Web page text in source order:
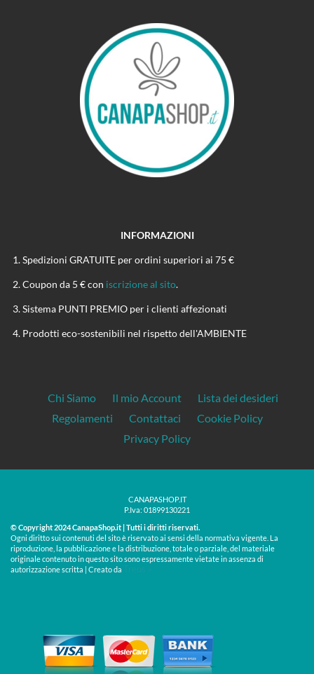
INFORMAZIONI
Spedizioni GRATUITE per ordini superiori ai 75 €
Coupon da 5 € con iscrizione al sito.
Sistema PUNTI PREMIO per i clienti affezionati
Prodotti eco-sostenibili nel rispetto dell'AMBIENTE
Chi Siamo Il mio Account
Lista dei desideri
Regolamenti
Contattaci
Cookie Policy
Privacy Policy
CANAPASHOP.IT
P.Iva: 01899130221
© Copyright 2024 CanapaShop.it | Tutti i diritti riservati.
Ogni diritto sui contenuti del sito è riservato ai sensi della normativa vigente. La
riproduzione, la pubblicazione e la distribuzione, totale o parziale, del materiale
originale contenuto in questo sito sono espressamente vietate in assenza di
autorizzazione scritta | Creato da